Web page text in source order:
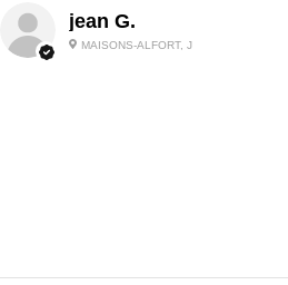
jean G.
MAISONS-ALFORT, J